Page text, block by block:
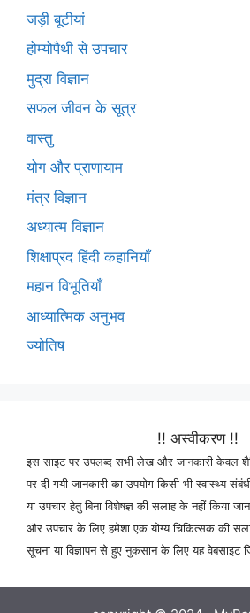
जड़ी बूटीयां
होम्योपैथी से उपचार
मुद्रा विज्ञान
सफल जीवन के सूत्र
वास्तु
योग और प्राणायाम
मंत्र विज्ञान
अध्यात्म विज्ञान
शिक्षाप्रद हिंदी कहानियाँ
महान विभूतियाँ
आध्यात्मिक अनुभव
ज्योतिष
!! अस्वीकरण !!
इस साइट पर उपलब्द सभी लेख और जानकारी केवल
पर दी गयी जानकारी का उपयोग किसी भी स्वास्थ्य
या उपचार हेतु बिना विशेषज्ञ की सलाह के नहीं किया
और उपचार के लिए हमेशा एक योग्य चिकित्सक की
सूचना या विज्ञापन से हुए नुकसान के लिए यह वेबसाइट